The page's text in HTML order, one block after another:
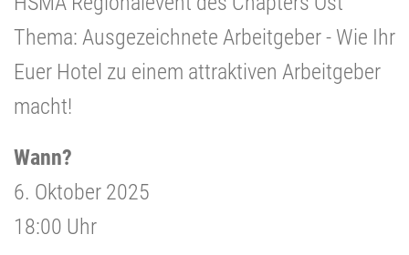
Thema: Ausgezeichnete Arbeitgeber - Wie Ihr
Euer Hotel zu einem attraktiven Arbeitgeber
macht!
Wann?
6. Oktober 2025
18:00 Uhr